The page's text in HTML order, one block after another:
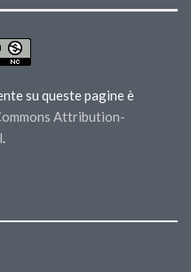
su queste pagine è
Attribution-
.